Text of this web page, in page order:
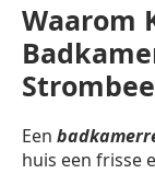
Waarom
Een
huis een frisse